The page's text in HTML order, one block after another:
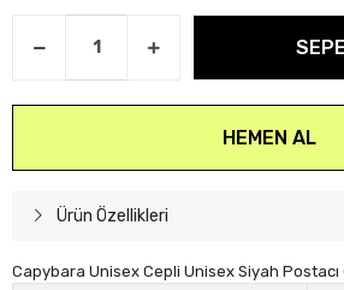
HEMEN AL
Ürün Özellikleri
Capybara Unisex Cepli Unisex Siyah Postacı